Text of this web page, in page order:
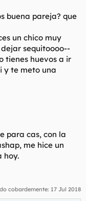
buena pareja? que
un chico muy
sequitoooo--
tienes huevos a ir
y te meto una
para cas, con la
me hice un
hoy.
cobardemente: 17 Jul 2018